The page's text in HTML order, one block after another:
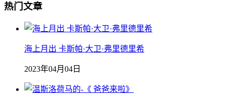
热门文章
海上月出 卡斯帕·大卫·弗里德里希
2023年04月04日